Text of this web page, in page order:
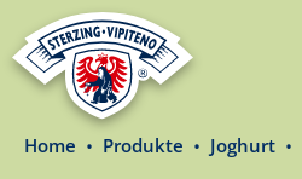
springen
Home Produkte Joghurt